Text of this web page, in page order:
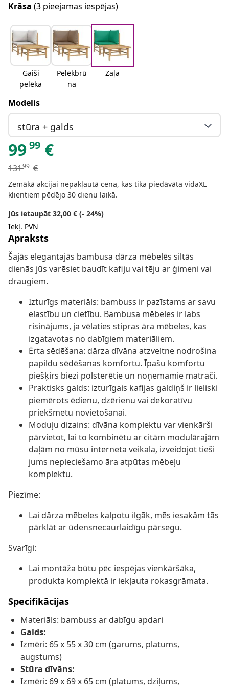
Krāsa (3 pieejamas iespējas)
Gaiši
pelēka
Pelēkbrū
na
Zaļa
Modelis
stūra + galds
9999 €
13199 €
Zemākā akcijai nepakļautā cena, kas tika piedāvāta vidaXL
klientiem pēdējo 30 dienu laikā.
Jūs ietaupāt 32,00 € (- 24%)
Iekļ. PVN
Apraksts
Šajās elegantajās bambusa dārza mēbelēs siltās
dienās jūs varēsiet baudīt kafiju vai tēju ar ģimeni vai
draugiem.
Izturīgs materiāls: bambuss ir pazīstams ar savu
elastību un cietību. Bambusa mēbeles ir labs
risinājums, ja vēlaties stipras āra mēbeles, kas
izgatavotas no dabīgiem materiāliem.
Ērta sēdēšana: dārza dīvāna atzveltne nodrošina
papildu sēdēšanas komfortu. Īpašu komfortu
piešķirs biezi polsterētie un noņemamie matrači.
Praktisks galds: izturīgais kafijas galdiņš ir lieliski
piemērots ēdienu, dzērienu vai dekoratīvu
priekšmetu novietošanai.
Moduļu dizains: dīvāna komplektu var vienkārši
pārvietot, lai to kombinētu ar citām modulārajām
daļām no mūsu interneta veikala, izveidojot tieši
jums nepieciešamo āra atpūtas mēbeļu
komplektu.
Piezīme:
Lai dārza mēbeles kalpotu ilgāk, mēs iesakām tās
pārklāt ar ūdensnecaurlaidīgu pārsegu.
Svarīgi:
Lai montāža būtu pēc iespējas vienkāršāka,
produkta komplektā ir iekļauta rokasgrāmata.
Specifikācijas
Materiāls: bambuss ar dabīgu apdari
Galds:
Izmēri: 65 x 55 x 30 cm (garums, platums,
augstums)
Stūra dīvāns:
Izmēri: 69 x 69 x 65 cm (platums, dziļums,